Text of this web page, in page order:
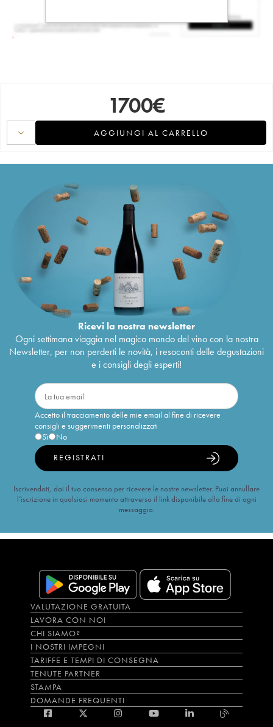
1700€
AGGIUNGI AL CARRELLO
Ricevi la nostra newsletter
Ogni settimana viaggia nel magico mondo del vino con la nostra
Newsletter, per non perderti le novità, i resoconti delle degustazioni
e i consigli degli esperti!
Accetto il tracciamento delle mie email al fine di ricevere
consigli e suggerimenti personalizzati
Sì
No
REGISTRATI
Iscrivendoti, dai il tuo consenso per ricevere le nostre newsletter. Puoi annullare
l’iscrizione in qualsiasi momento attraverso il link disponibile alla fine di ogni
messaggio.
VALUTAZIONE GRATUITA
LAVORA CON NOI
CHI SIAMO?
I NOSTRI IMPEGNI
TARIFFE E TEMPI DI CONSEGNA
TENUTE PARTNER
STAMPA
DOMANDE FREQUENTI